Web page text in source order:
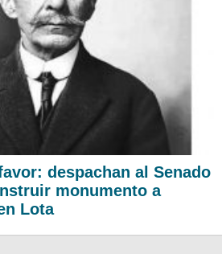
despachan al Senado
monumento a
Lota